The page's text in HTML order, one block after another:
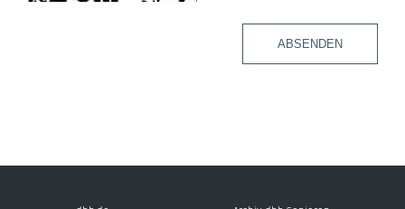
ABSENDEN